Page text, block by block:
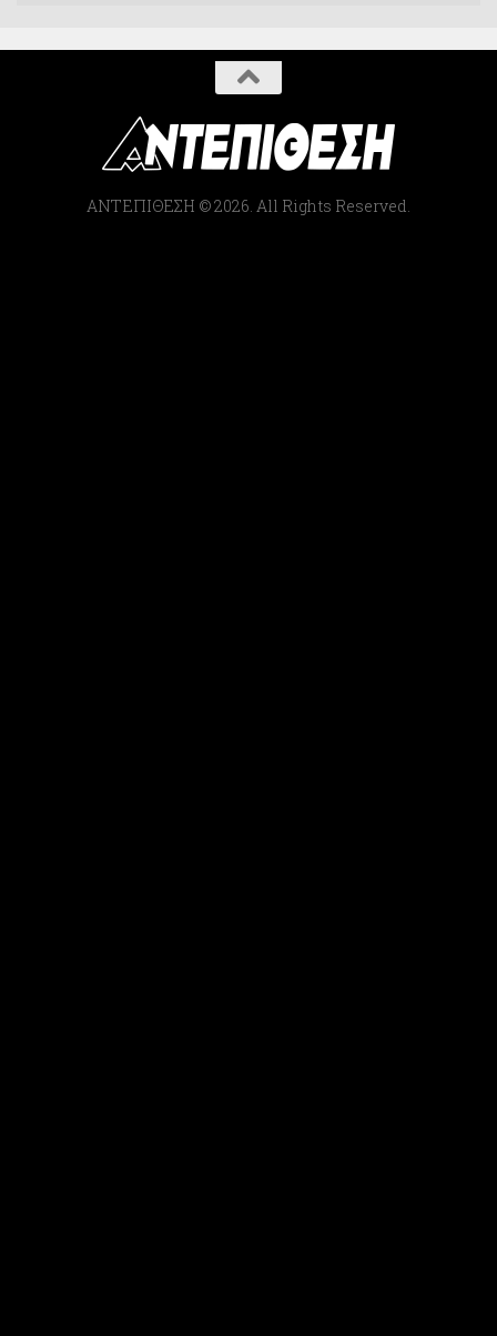
ΑΝΤΕΠΙΘΕΣΗ © 2026. All Rights Reserved.